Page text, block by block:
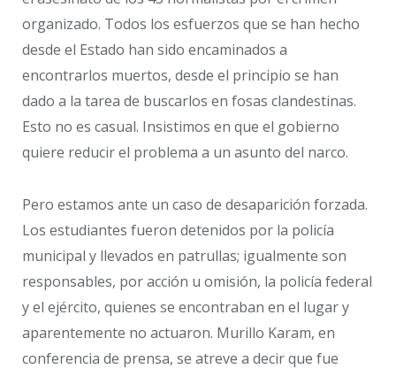
organizado. Todos los esfuerzos que se han hecho
desde el Estado han sido encaminados a
encontrarlos muertos, desde el principio se han
dado a la tarea de buscarlos en fosas clandestinas.
Esto no es casual. Insistimos en que el gobierno
quiere reducir el problema a un asunto del narco.
Pero estamos ante un caso de desaparición forzada.
Los estudiantes fueron detenidos por la policía
municipal y llevados en patrullas; igualmente son
responsables, por acción u omisión, la policía federal
y el ejército, quienes se encontraban en el lugar y
aparentemente no actuaron. Murillo Karam, en
conferencia de prensa, se atreve a decir que fue